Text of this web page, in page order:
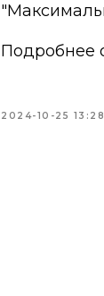
Подробнее
2024-10-25 13:28